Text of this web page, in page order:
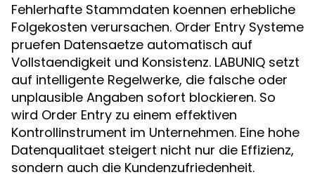
Fehlerhafte Stammdaten koennen erhebliche
Folgekosten verursachen. Order Entry Systeme
pruefen Datensaetze automatisch auf
Vollstaendigkeit und Konsistenz. LABUNIQ setzt
auf intelligente Regelwerke, die falsche oder
unplausible Angaben sofort blockieren. So
wird Order Entry zu einem effektiven
Kontrollinstrument im Unternehmen. Eine hohe
Datenqualitaet steigert nicht nur die Effizienz,
sondern auch die Kundenzufriedenheit.